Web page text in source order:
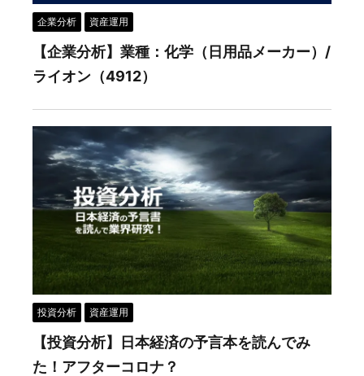
企業分析 資産運用
【企業分析】業種：化学（日用品メーカー）/
ライオン（4912）
投資分析 資産運用
【投資分析】日本経済の予言本を読んでみ
た！アフターコロナ？